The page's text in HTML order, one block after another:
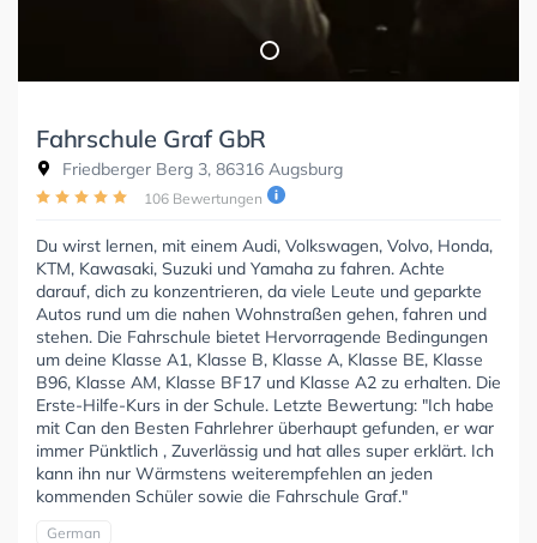
Fahrschule Graf GbR
Friedberger Berg 3, 86316 Augsburg
106 Bewertungen
Du wirst lernen, mit einem Audi, Volkswagen, Volvo, Honda,
KTM, Kawasaki, Suzuki und Yamaha zu fahren. Achte
darauf, dich zu konzentrieren, da viele Leute und geparkte
Autos rund um die nahen Wohnstraßen gehen, fahren und
stehen. Die Fahrschule bietet Hervorragende Bedingungen
um deine Klasse A1, Klasse B, Klasse A, Klasse BE, Klasse
B96, Klasse AM, Klasse BF17 und Klasse A2 zu erhalten. Die
Erste-Hilfe-Kurs in der Schule. Letzte Bewertung: "Ich habe
mit Can den Besten Fahrlehrer überhaupt gefunden, er war
immer Pünktlich , Zuverlässig und hat alles super erklärt. Ich
kann ihn nur Wärmstens weiterempfehlen an jeden
kommenden Schüler sowie die Fahrschule Graf."
German